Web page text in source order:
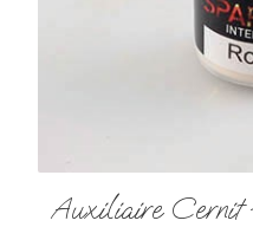
Auxiliaire Cernit